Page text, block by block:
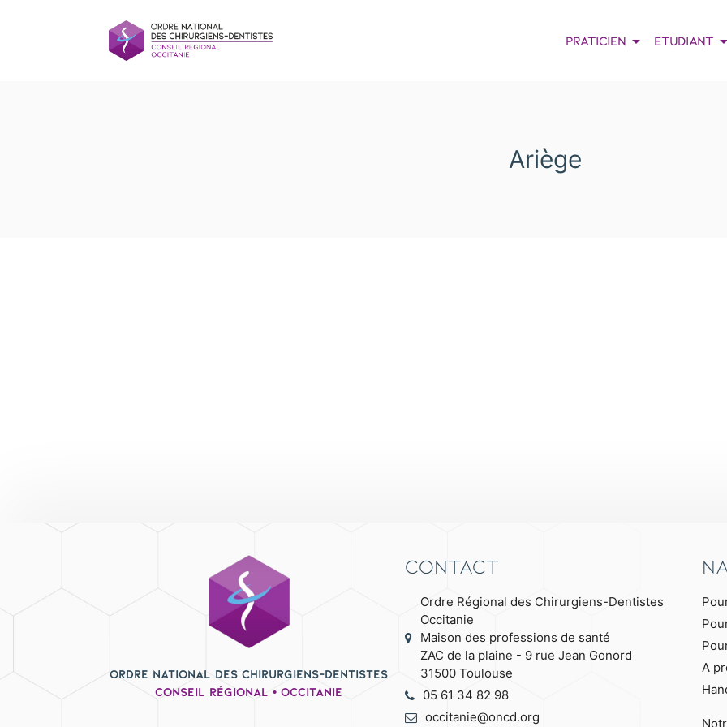
Praticien arrow_drop_down Etudiant arrow_drop_down
Ariège
Ordre National des Chirurgiens-Dentistes
Conseil Régional • Occitanie
Contact
Ordre Régional des Chirurgiens-Dentistes
Occitanie
Maison des professions de santé
ZAC de la plaine - 9 rue Jean Gonord
31500 Toulouse
05 61 34 82 98
occitanie@oncd.org
A